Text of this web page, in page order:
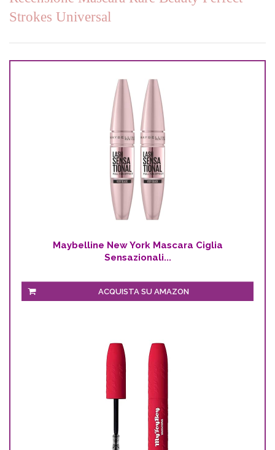
Strokes Universal
Maybelline New York Mascara Ciglia
Sensazionali...
ACQUISTA SU AMAZON